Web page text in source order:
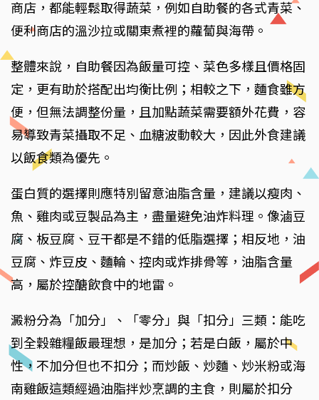
商店，都能輕鬆取得蔬菜，例如自助餐的各式青菜、
便利商店的溫沙拉或關東煮裡的蘿蔔與海帶。
整體來說，自助餐因為飯量可控、菜色多樣且價格固
定，更有助於搭配出均衡比例；相較之下，麵食雖方
便，但無法調整份量，且加點蔬菜需要額外花費，容
易導致青菜攝取不足、血糖波動較大，因此外食建議
以飯食類為優先。
蛋白質的選擇則應特別留意油脂含量，建議以瘦肉、
魚、雞肉或豆製品為主，盡量避免油炸料理。像滷豆
腐、板豆腐、豆干都是不錯的低脂選擇；相反地，油
豆腐、炸豆皮、麵輪、控肉或炸排骨等，油脂含量
高，屬於控醣飲食中的地雷。
澱粉分為「加分」、「零分」與「扣分」三類：能吃
到全穀雜糧飯最理想，是加分；若是白飯，屬於中
性，不加分但也不扣分；而炒飯、炒麵、炒米粉或海
南雞飯這類經過油脂拌炒烹調的主食，則屬於扣分